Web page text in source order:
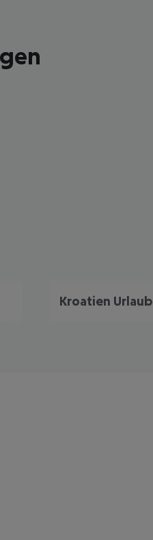
Kroatien Urlaub